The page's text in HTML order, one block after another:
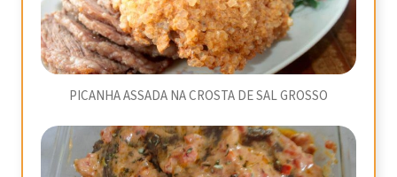
PICANHA ASSADA NA CROSTA DE SAL GROSSO